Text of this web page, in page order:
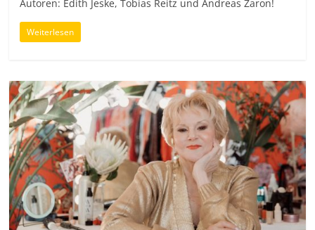
Autoren: Edith Jeske, Tobias Reitz und Andreas Zaron!
Weiterlesen